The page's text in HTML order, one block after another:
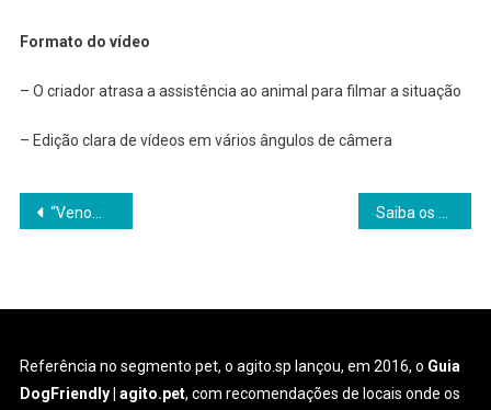
Formato do vídeo
– O criador atrasa a assistência ao animal para filmar a situação
– Edição clara de vídeos em vários ângulos de câmera
Navegação
“Venomize seu Pet”: confira filtro especial para a estreia
Referência no segmento pet, o agito.sp lançou, em 2016, o Guia
DogFriendly | agito.pet, com recomendações de locais onde os